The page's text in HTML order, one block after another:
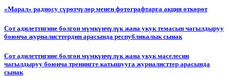
«Марал» радиосу сүрөтчүлөр менен фотографтарга акция өткөрөт
Сот адилеттигине болгон мүмкүнчүлүк жана укук темасын чагылдыруу
боюнча журналисттердин арасында республикалык сынак
Сот адилеттигине болгон мүмкүнчүлүк жана укук маселесин
чагылдыруу боюнча тренингге катышууга журналисттер арасында
сынак